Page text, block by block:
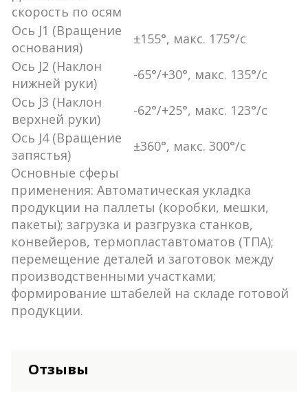
скорость по осям
Ось J1 (Вращение
основания)
±155°, макс. 175°/с
Ось J2 (Наклон
нижней руки)
-65°/+30°, макс. 135°/с
Ось J3 (Наклон
верхней руки)
-62°/+25°, макс. 123°/с
Ось J4 (Вращение
запястья)
±360°, макс. 300°/с
Основные сферы
применения: Автоматическая укладка
продукции на паллеты (коробки, мешки,
пакеты); загрузка и разгрузка станков,
конвейеров, термопластавтоматов (ТПА);
перемещение деталей и заготовок между
производственными участками;
формирование штабелей на складе готовой
продукции.
Отзывы